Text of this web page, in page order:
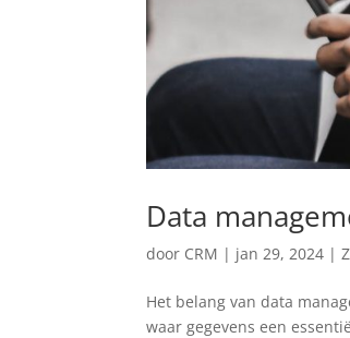
Data
door CRM | jan 29, 2024 |
Het belang van data
waar gegevens een